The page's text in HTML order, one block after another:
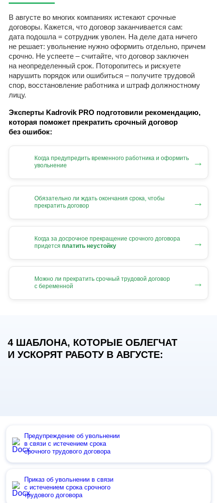
В августе во многих компаниях истекают срочные
договоры. Кажется, что договор заканчивается сам:
дата подошла = сотрудник уволен. На деле дата ничего
не решает: увольнение нужно оформить отдельно, причем
срочно. Не успеете – считайте, что договор заключен
на неопределенный срок. Поторопитесь и рискуете
нарушить порядок или ошибиться – получите трудовой
спор, восстановление работника и штраф должностному
лицу.
Эксперты Kadrovik PRO подготовили рекомендацию,
которая поможет прекратить срочный договор
без ошибок:
Когда предупредить временного работника и оформить
увольнение
→
Обязательно ли ждать окончания срока, чтобы
прекратить договор
→
Когда за досрочное прекращение срочного договора
придется платить неустойку →
Можно ли прекратить срочный трудовой договор
с беременной
→
4 ШАБЛОНА, КОТОРЫЕ ОБЛЕГЧАТ
И УСКОРЯТ РАБОТУ В АВГУСТЕ:
Предупреждение об увольнении
в связи с истечением срока
срочного трудового договора
Приказ об увольнении в связи
с истечением срока срочного
трудового договора